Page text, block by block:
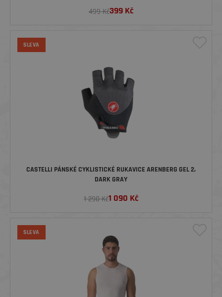
499 Kč399 Kč
SLEVA
CASTELLI PÁNSKÉ CYKLISTICKÉ RUKAVICE ARENBERG GEL 2,
DARK GRAY
1 290 Kč1 090 Kč
SLEVA